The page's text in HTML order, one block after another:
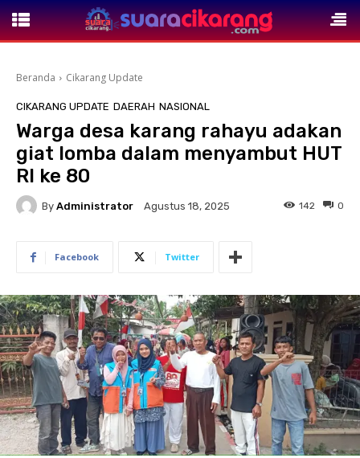
Beranda Cikarang Update
CIKARANG UPDATE DAERAH NASIONAL
Warga desa karang rahayu adakan
giat lomba dalam menyambut HUT
RI ke 80
By Administrator Agustus 18, 2025 0
142
Facebook Twitter